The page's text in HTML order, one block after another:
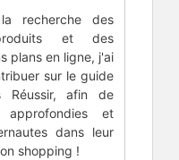
recherche des
et des
plans en ligne, j'ai
sur le guide
Réussir, afin de
et
dans leur
shopping !